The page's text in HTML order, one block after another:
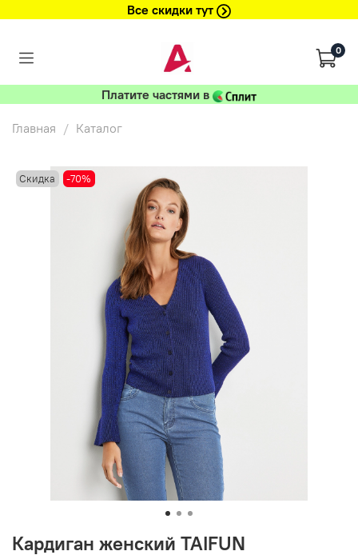
Все скидки тут
0
Платите частями в
Главная Каталог
Скидка -70%
Кардиган женский TAIFUN